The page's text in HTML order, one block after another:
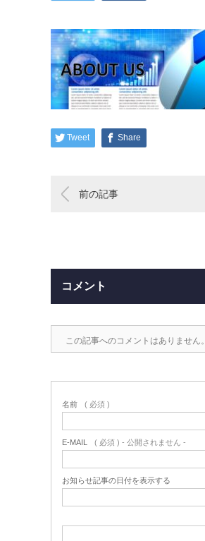
Tweet Share
前の記事
コメント
この記事へのコメントはありません。
名前 ( 必須 )
E-MAIL ( 必須 ) - 公開されません -
お知らせ記事の日付を表示する